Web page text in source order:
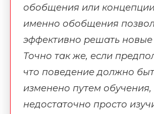
обобщения или
именно обобщения
эффективно решать новые
Точно так же, если
что поведение должно
изменено путем обучения,
недостаточно просто